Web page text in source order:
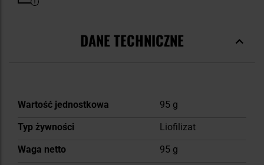
DANE TECHNICZNE
Więcej
Wartość jednostkowa
95 g
Typ żywności
Liofilizat
Waga netto
95 g